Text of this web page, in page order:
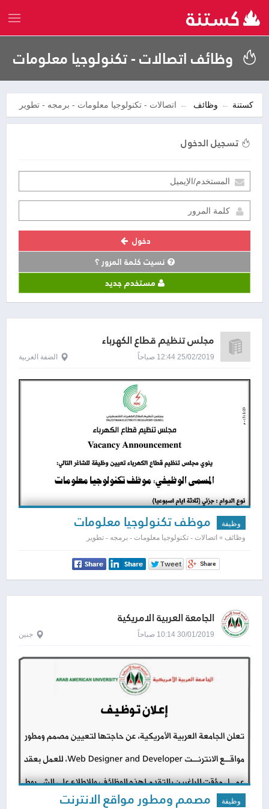
وظائف اتصالات - تكنولوجيا معلومات
- برمجه - تطوير
كستنة وظائف اتصالات - تكنولوجيا معلومات - برمجه - تطوير
تسجيل الدخول
دخول
نسيت كلمة المرور ؟
مستخدم جديد
مجلس تنظيم قطاع الكهرباء
25/02/2019 12:44 صباحاً الضفة الغربية
وظيفة موظف تكنولوجيا معلومات
وظائف » اتصالات - تكنولوجيا معلومات - برمجه - تطوير
الجامعة العربية الامريكية
30/01/2019 10:14 صباحاً جنين
وظيفة مصمم ومطور مواقع الانترنت